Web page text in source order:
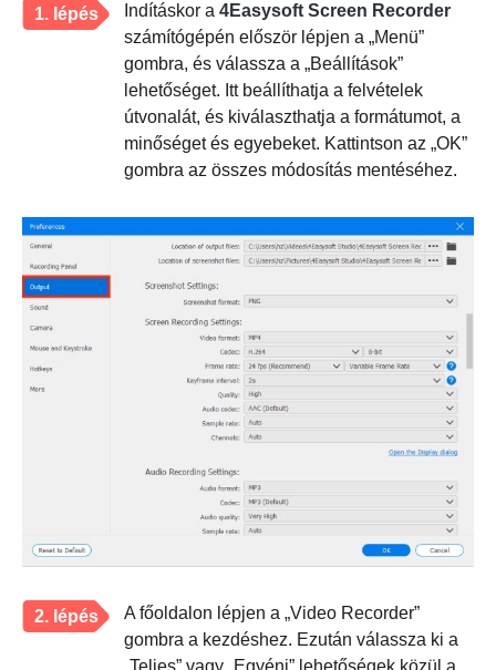
1. lépés Indításkor a 4Easysoft Screen Recorder
számítógépén először lépjen a „Menü”
gombra, és válassza a „Beállítások”
lehetőséget. Itt beállíthatja a felvételek
útvonalát, és kiválaszthatja a formátumot, a
minőséget és egyebeket. Kattintson az „OK”
gombra az összes módosítás mentéséhez.
2. lépés
A főoldalon lépjen a „Video Recorder”
gombra a kezdéshez. Ezután válassza ki a